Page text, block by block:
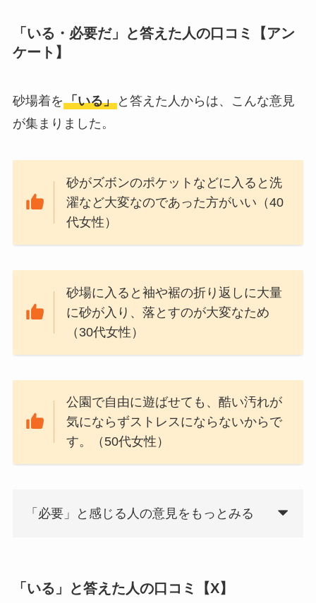
できるか調べてみた
「いる・必要だ」と答えた人の口コミ【アン
ケート】
砂場着を「いる」と答えた人からは、こんな意見
が集まりました。
砂がズボンのポケットなどに入ると洗
濯など大変なのであった方がいい（40
代女性）
砂場に入ると袖や裾の折り返しに大量
に砂が入り、落とすのが大変なため
（30代女性）
公園で自由に遊ばせても、酷い汚れが
気にならずストレスにならないからで
す。（50代女性）
「必要」と感じる人の意見をもっとみる
「いる」と答えた人の口コミ【X】